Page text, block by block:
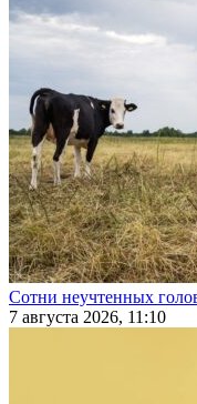
Сотни неучтенных
7 августа 2026, 11:10